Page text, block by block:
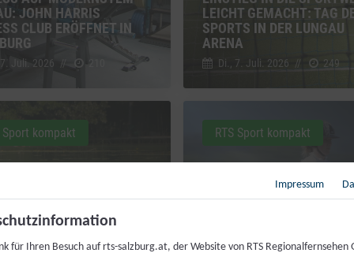
JOHN HARRIS
CLUB ERÖFFNET IN
7. Juli. 2026 //
LEICHT GEMACHT: TAG
SPORTS IN DER LUNGAU
ARENA
Di., 7. Juli. 2026 // 249
MIT
SICH FÜR
Sport kompakt
HOCH ZU ROSS TROTZ
RTS Sport kompakt
Impressum
für Ihren Besuch auf rts-salzburg.at, der Website von RTS Regionalfernsehen